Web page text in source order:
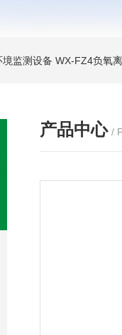
监测设备 WX-FZ4负氧
产品中心 /